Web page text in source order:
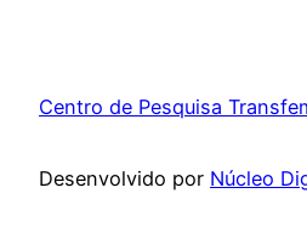
Centro de Pesquisa
Desenvolvido por Núcleo